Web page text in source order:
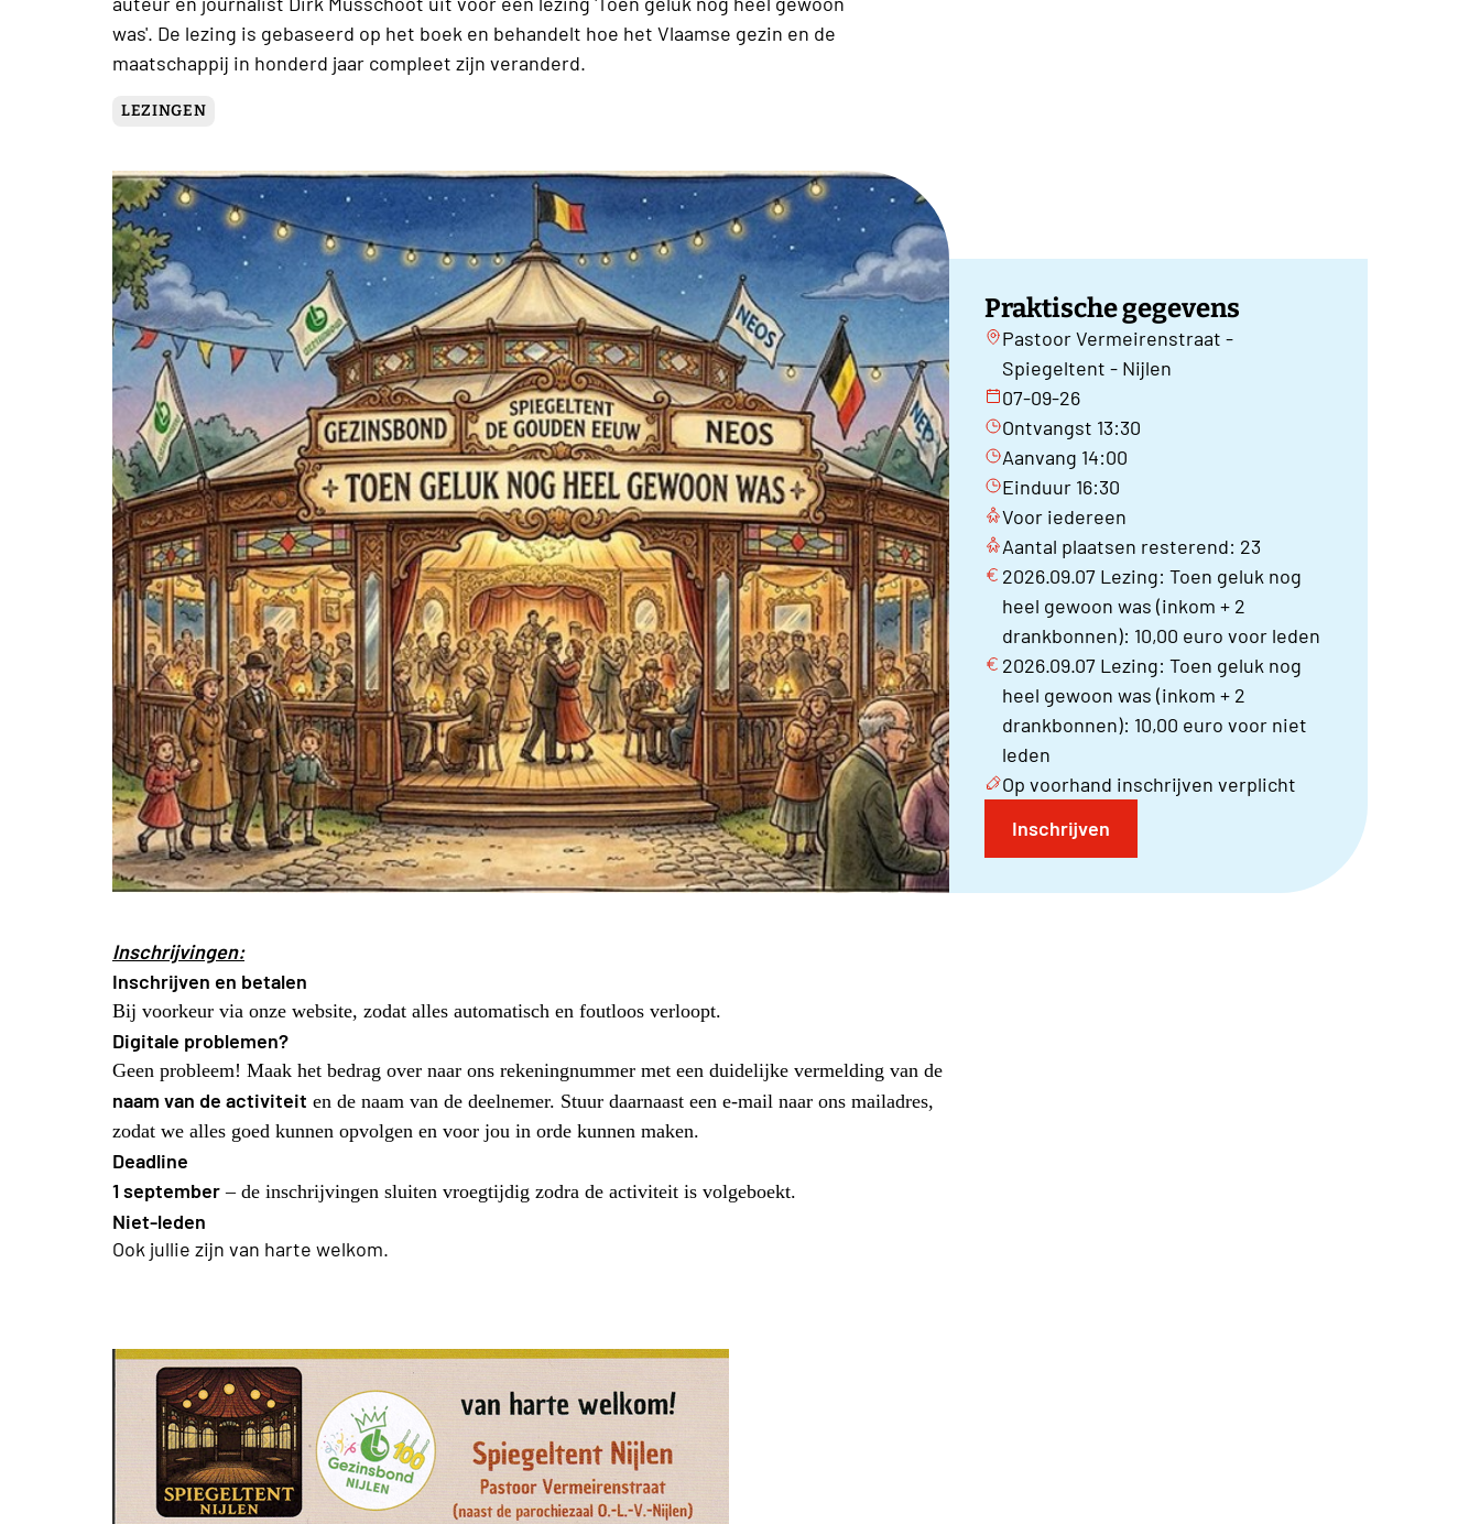
was'. De lezing is gebaseerd op het boek en behandelt hoe het Vlaamse gezin en de
maatschappij in honderd jaar compleet zijn veranderd.
LEZINGEN
Praktische gegevens
Pastoor Vermeirenstraat -
Spiegeltent - Nijlen
07-09-26
Ontvangst 13:30
Aanvang 14:00
Einduur 16:30
Voor iedereen
Aantal plaatsen resterend: 23
2026.09.07 Lezing: Toen geluk nog
heel gewoon was (inkom + 2
drankbonnen): 10,00 euro voor leden
2026.09.07 Lezing: Toen geluk nog
heel gewoon was (inkom + 2
drankbonnen): 10,00 euro voor niet
leden
Op voorhand inschrijven verplicht
Inschrijven
Inschrijvingen:
Inschrijven en betalen
Bij voorkeur via onze website, zodat alles automatisch en foutloos verloopt.
Digitale problemen?
Geen probleem! Maak het bedrag over naar ons rekeningnummer met een duidelijke vermelding van de
naam van de activiteit en de naam van de deelnemer. Stuur daarnaast een e-mail naar ons mailadres,
zodat we alles goed kunnen opvolgen en voor jou in orde kunnen maken.
Deadline
1 september – de inschrijvingen sluiten vroegtijdig zodra de activiteit is volgeboekt.
Niet-leden
Ook jullie zijn van harte welkom.